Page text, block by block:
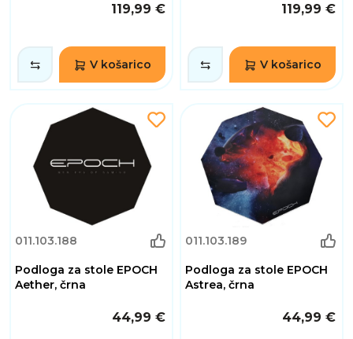
119,99 €
V košarico
119,99 €
V košarico
011.103.188
Podloga za stole EPOCH
Aether, črna
44,99 €
011.103.189
Podloga za stole EPOCH
Astrea, črna
44,99 €